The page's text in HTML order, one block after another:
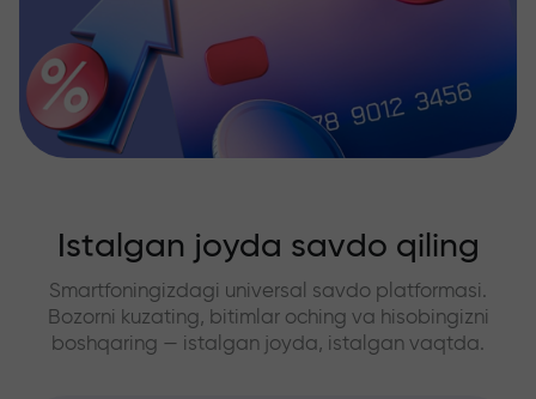
Istalgan joyda savdo qiling
Smartfoningizdagi universal savdo platformasi.
Bozorni kuzating, bitimlar oching va hisobingizni
boshqaring — istalgan joyda, istalgan vaqtda.